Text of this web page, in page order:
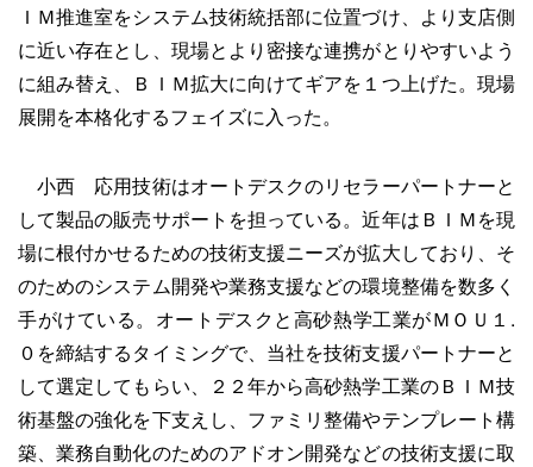
ＩＭ推進室をシステム技術統括部に位置づけ、より支店側
に近い存在とし、現場とより密接な連携がとりやすいよう
に組み替え、ＢＩＭ拡大に向けてギアを１つ上げた。現場
展開を本格化するフェイズに入った。
小西 応用技術はオートデスクのリセラーパートナーと
して製品の販売サポートを担っている。近年はＢＩＭを現
場に根付かせるための技術支援ニーズが拡大しており、そ
のためのシステム開発や業務支援などの環境整備を数多く
手がけている。オートデスクと高砂熱学工業がＭＯＵ１.
０を締結するタイミングで、当社を技術支援パートナーと
して選定してもらい、２２年から高砂熱学工業のＢＩＭ技
術基盤の強化を下支えし、ファミリ整備やテンプレート構
築、業務自動化のためのアドオン開発などの技術支援に取